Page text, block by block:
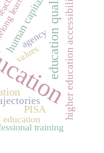
education quality
human capital
PISA higher education accessibility
learning
education
training
values
agency